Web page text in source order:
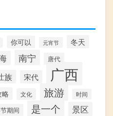
你可以 元宵节 冬天
南宁
唐代
族 宋代 广西
略 文化 旅游 时间
期间 是一个 景区